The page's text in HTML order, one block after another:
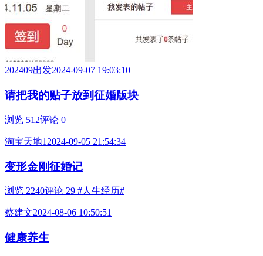
202409出发2024-09-07 19:03:10
请把我的贴子放到征婚版块
浏览 512评论 0
淘宝天地1 2024-09-05 21:54:34
变形金刚征婚记
浏览 2240评论 29 #人生经历#
蔡建文2024-08-06 10:50:51
健康养生